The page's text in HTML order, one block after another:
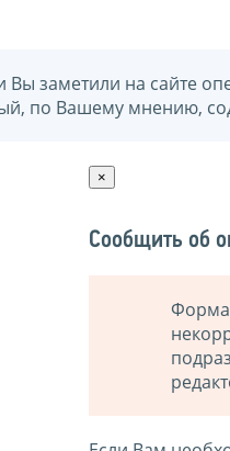
Вы заметили на сайте
по Вашему мнению,
×
Сообщить об
Форма